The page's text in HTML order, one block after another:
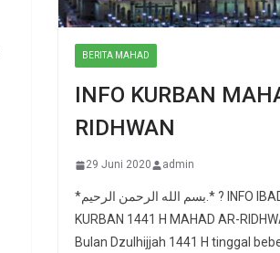
BERITA MAHAD
INFO KURBAN
RIDHWAN
29 Juni 2020 admin
*بسم الله الرحمن الرحيم.* ? INFO IBADAH
KURBAN 1441 H MAHAD AR-
Bulan Dzulhijjah 1441 H tinggal